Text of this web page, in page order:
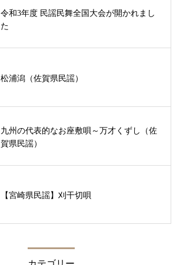
令和3年度 民謡民舞全国大会が開かれまし
た
松浦潟（佐賀県民謡）
九州の代表的なお座敷唄～万才くずし（佐
賀県民謡）
【宮崎県民謡】刈干切唄